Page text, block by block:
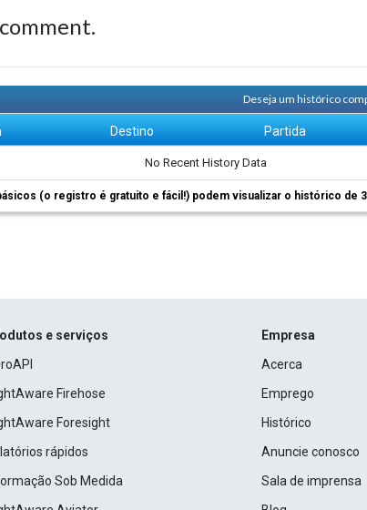
Deseja um histórico
Destino Partida
No Recent History Data
(o registro é gratuito e fácil!) podem visualizar o histórico de
e serviços
Firehose
Foresight
rápidos
Sob Medida
Empresa
Acerca
Emprego
Histórico
Anuncie conosco
Sala de imprensa